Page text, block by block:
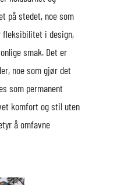
på stedet, noe som
fleksibilitet i design,
smak. Det er
noe som gjør det
som permanent
komfort og stil uten
å omfavne